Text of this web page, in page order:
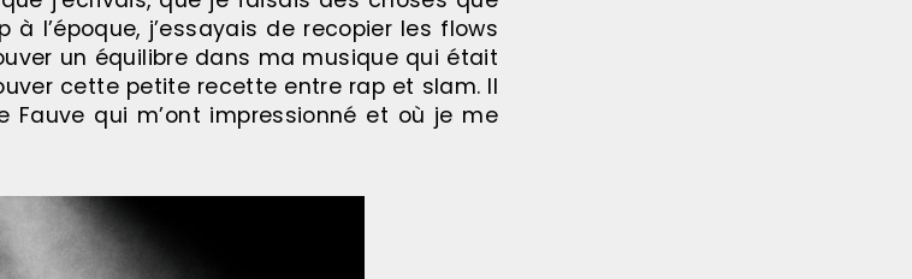
l’époque, j’essayais de recopier les flows
un équilibre dans ma musique qui était
cette petite recette entre rap et slam. Il
qui m’ont impressionné et où je me